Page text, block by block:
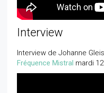
Interview
Interview de Johanne
Fréquence Mistral mardi